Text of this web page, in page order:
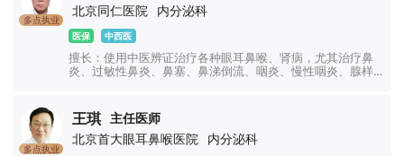
多点执业
北京同仁医院
内分泌科
医保 中西医
擅长：使用中医辨证治疗各种眼耳鼻喉、肾病，尤其治疗鼻
炎、过敏性鼻炎、鼻塞、鼻涕倒流、咽炎、慢性咽炎、腺样
减、甲结节、甲状腺炎等疾病。
多点执业
王琪
主任医师
北京首大眼耳鼻喉医院
内分泌科